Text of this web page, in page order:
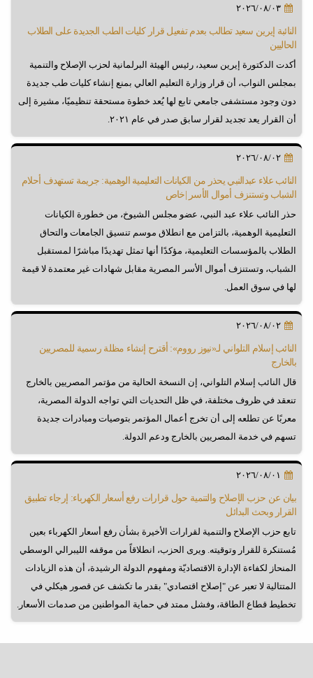
٢٠٢٦/٠٨/٠٣
النائبة إيرين سعيد تطالب بعدم تفعيل قرار كليات الطب الجديدة على الطلاب
الحاليين
أكدت الدكتورة إيرين سعيد، رئيس الهيئة البرلمانية لحزب الإصلاح والتنمية
بمجلس النواب، أن قرار وزارة التعليم العالي بمنع إنشاء كليات طب جديدة
دون وجود مستشفى جامعي تابع لها يُعد خطوة مستحقة تنظيميًا، مشيرة إلى
أن القرار يعد تجديد لقرار سابق صدر في عام ٢٠٢١.
٢٠٢٦/٠٨/٠٢
النائب علاء عبدالنبي يحذر من الكيانات التعليمية الوهمية: جريمة تستهدف أحلام
الشباب وتستنزف أموال الأسر |خاص
حذر النائب علاء عبد النبي، عضو مجلس الشيوخ، من خطورة الكيانات
التعليمية الوهمية، بالتزامن مع انطلاق موسم تنسيق الجامعات والتحاق
الطلاب بالمؤسسات التعليمية، مؤكدًا أنها تمثل تهديدًا مباشرًا لمستقبل
الشباب، وتستنزف أموال الأسر المصرية مقابل شهادات غير معتمدة لا قيمة
لها في سوق العمل.
٢٠٢٦/٠٨/٠٢
النائب إسلام التلواني لـ«نيوز رووم»: أقترح إنشاء مظلة رسمية للمصريين
بالخارج
قال النائب إسلام التلواني، إن النسخة الحالية من مؤتمر المصريين بالخارج
تنعقد في ظروف مختلفة، في ظل التحديات التي تواجه الدولة المصرية،
معربًا عن تطلعه إلى أن تخرج أعمال المؤتمر بتوصيات ومبادرات جديدة
تسهم في خدمة المصريين بالخارج ودعم الدولة.
٢٠٢٦/٠٨/٠١
بيان عن حزب الإصلاح والتنمية حول قرارات رفع أسعار الكهرباء: إرجاء تطبيق
القرار وبحث البدائل
تابع حزب الإصلاح والتنمية لقرارات الأخيرة بشأن رفع أسعار الكهرباء بعين
مُستنكرة للقرار وتوقيته. ويرى الحزب، انطلاقاً من موقفه الليبرالي الوسطي
المنحاز لكفاءة الإدارة الاقتصاديّة ومفهوم الدولة الرشيدة، أن هذه الزيادات
المتتالية لا تعبر عن "إصلاح اقتصادي" بقدر ما تكشف عن قصور هيكلي في
تخطيط قطاع الطاقة، وفشل ممتد في حماية المواطنين من صدمات الأسعار.